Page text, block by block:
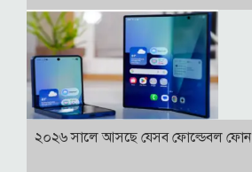
২০২৬ সালে আসছে যেসব ফোল্ডেবল ফোন